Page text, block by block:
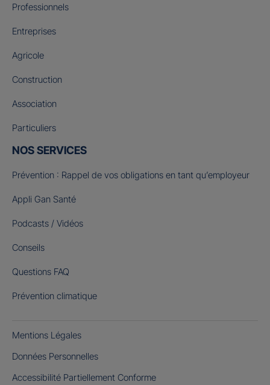
Professionnels
Entreprises
Agricole
Construction
Association
Particuliers
NOS SERVICES
Prévention : Rappel de vos obligations en tant qu’employeur
Appli Gan Santé
Podcasts / Vidéos
Conseils
Questions FAQ
Prévention climatique
Mentions Légales
Données Personnelles
Accessibilité Partiellement Conforme